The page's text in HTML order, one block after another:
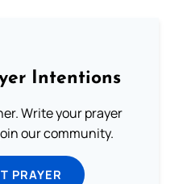
Intentions
Write your prayer
our community.
PRAYER